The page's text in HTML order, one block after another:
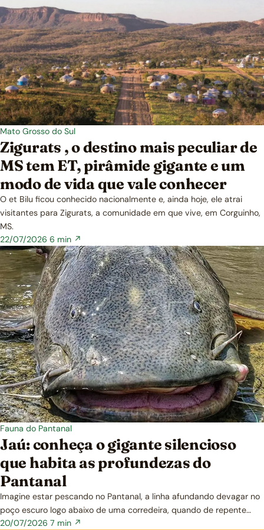
Mato Grosso do Sul
Zigurats , o destino mais peculiar de
MS tem ET, pirâmide gigante e um
modo de vida que vale conhecer
O et Bilu ficou conhecido nacionalmente e, ainda hoje, ele atrai
visitantes para Zigurats, a comunidade em que vive, em Corguinho,
MS.
22/07/2026 6 min ↗
Fauna do Pantanal
Jaú: conheça o gigante silencioso
que habita as profundezas do
Pantanal
Imagine estar pescando no Pantanal, a linha afundando devagar no
poço escuro logo abaixo de uma corredeira, quando de repente…
20/07/2026 7 min ↗